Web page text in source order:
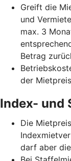
Greift die
und
max. 3
Betrag
der
Index- und
Die
darf aber